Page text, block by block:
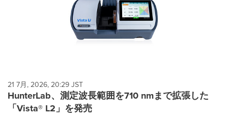
21 7月, 2026, 20:29 JST
HunterLab、測定波長範囲を710 nmまで拡張した
「Vista® L2」を発売